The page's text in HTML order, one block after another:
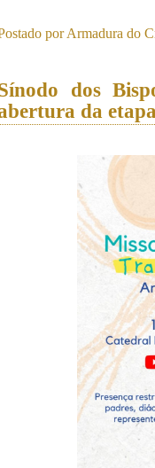
porArmadura do
dos
da